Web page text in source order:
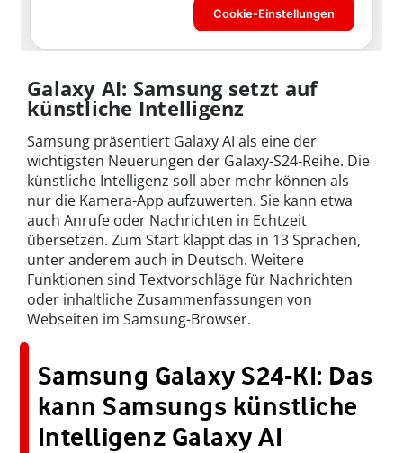
Galaxy AI: Samsung setzt auf
künstliche Intelligenz
Samsung präsentiert Galaxy AI als eine der
wichtigsten Neuerungen der Galaxy-S24-Reihe. Die
künstliche Intelligenz soll aber mehr können als
nur die Kamera-App aufzuwerten. Sie kann etwa
auch Anrufe oder Nachrichten in Echtzeit
übersetzen. Zum Start klappt das in 13 Sprachen,
unter anderem auch in Deutsch. Weitere
Funktionen sind Textvorschläge für Nachrichten
oder inhaltliche Zusammenfassungen von
Webseiten im Samsung-Browser.
Samsung Galaxy S24-KI: Das
kann Samsungs künstliche
Intelligenz Galaxy AI